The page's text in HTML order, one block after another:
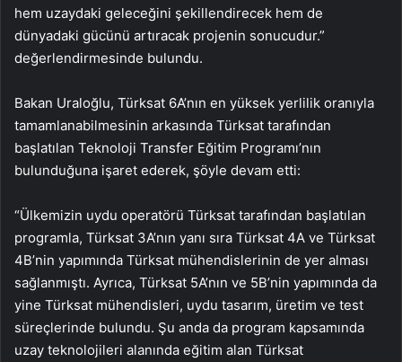
hem uzaydaki geleceğini şekillendirecek hem de
dünyadaki gücünü artıracak projenin sonucudur.”
değerlendirmesinde bulundu.
Bakan Uraloğlu, Türksat 6A’nın en yüksek yerlilik oranıyla
tamamlanabilmesinin arkasında Türksat tarafından
başlatılan Teknoloji Transfer Eğitim Programı’nın
bulunduğuna işaret ederek, şöyle devam etti:
“Ülkemizin uydu operatörü Türksat tarafından başlatılan
programla, Türksat 3A’nın yanı sıra Türksat 4A ve Türksat
4B’nin yapımında Türksat mühendislerinin de yer alması
sağlanmıştı. Ayrıca, Türksat 5A’nın ve 5B’nin yapımında da
yine Türksat mühendisleri, uydu tasarım, üretim ve test
süreçlerinde bulundu. Şu anda da program kapsamında
uzay teknolojileri alanında eğitim alan Türksat